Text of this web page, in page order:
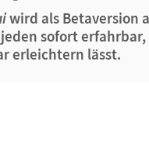
wird als Betaversion
sofort
erleichtern lässt.